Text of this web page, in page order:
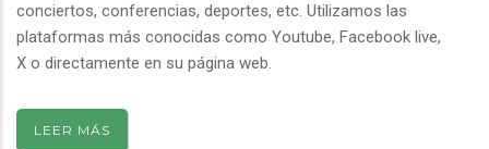
conciertos, conferencias, deportes, etc. Utilizamos las
plataformas más conocidas como Youtube, Facebook live,
X o directamente en su página web.
LEER MÁS